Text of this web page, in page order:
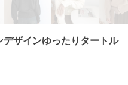
デザインゆったりタートル